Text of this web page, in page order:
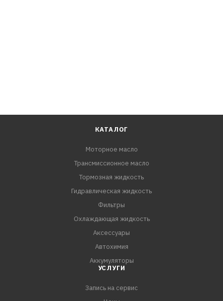
КАТАЛОГ
Моторное масло
Трансмиссионное масло
Тормозная жидкость
Гидравлическая жидкость
Фильтры
Охлаждающая жидкость
Аксессуары
Автохимия
Аккумуляторы
УСЛУГИ
Запись на сервис